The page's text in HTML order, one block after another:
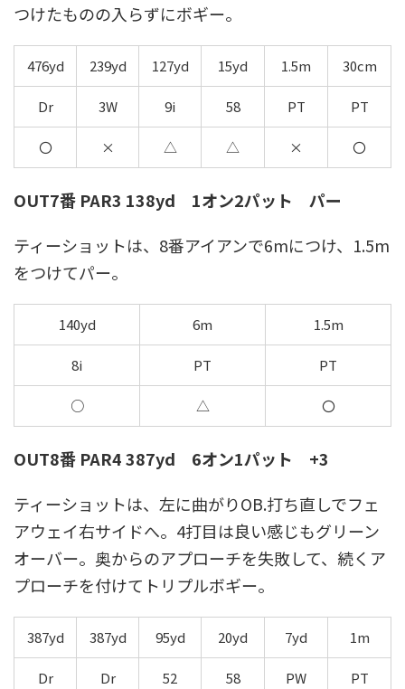
つけたものの入らずにボギー。
476yd 239yd 127yd 15yd 1.5m 30cm
Dr 3W 9i 58 PT PT
〇 × △ △ × 〇
OUT7番 PAR3 138yd 1オン2パット パー
ティーショットは、8番アイアンで6mにつけ、1.5m
をつけてパー。
140yd 6m 1.5m
8i PT PT
○ △ 〇
OUT8番 PAR4 387yd 6オン1パット +3
ティーショットは、左に曲がりOB.打ち直しでフェ
アウェイ右サイドへ。4打目は良い感じもグリーン
オーバー。奥からのアプローチを失敗して、続くア
プローチを付けてトリプルボギー。
387yd 387yd 95yd 20yd 7yd 1m
Dr Dr 52 58 PW PT